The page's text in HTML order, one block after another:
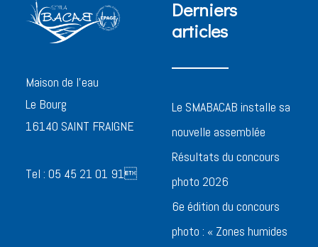
Maison de l’eau
Le Bourg
16140 SAINT FRAIGNE
Tel : 05 45 21 01 91
Derniers
articles
Le SMABACAB installe sa
nouvelle assemblée
Résultats du concours
photo 2026
6e édition du concours
photo : « Zones humides